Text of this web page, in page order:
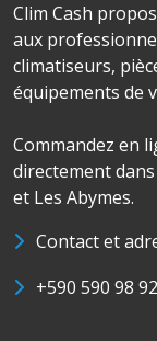
Clim Cash
aux
climatiseurs,
équipements de
Commandez en
directement
et Les Abymes.
Contact et
+590 590 98